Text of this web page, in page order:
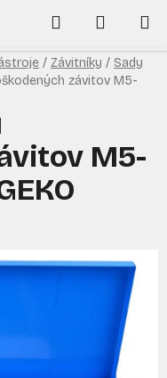
Hľadať
KOŠÍK
/ Závitníky / Sady
závitov M5-
M5-